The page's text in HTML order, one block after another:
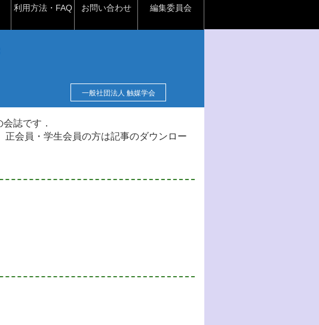
利用方法・FAQ お問い合わせ 編集委員会
一般社団法人 触媒学会
誌です．
会員・学生会員の方は記事のダウンロー